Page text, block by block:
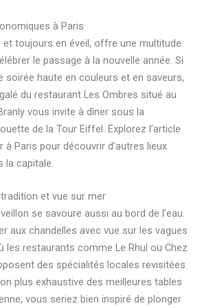
à Paris
et toujours en éveil, offre une multitude
le passage à la nouvelle année. Si
soirée haute en couleurs et en saveurs,
du restaurant Les Ombres situé au
vous invite à dîner sous la
de la Tour Eiffel. Explorez l’article
à Paris pour découvrir d’autres lieux
la capitale.
et vue sur mer
se savoure aussi au bord de l’eau.
aux chandelles avec vue sur les vagues
les restaurants comme Le Rhul ou Chez
des spécialités locales revisitées.
plus exhaustive des meilleures tables
vous seriez bien inspiré de plonger